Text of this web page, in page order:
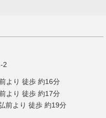
2
より 徒歩 約16分
より 徒歩 約17分
前より 徒歩 約19分